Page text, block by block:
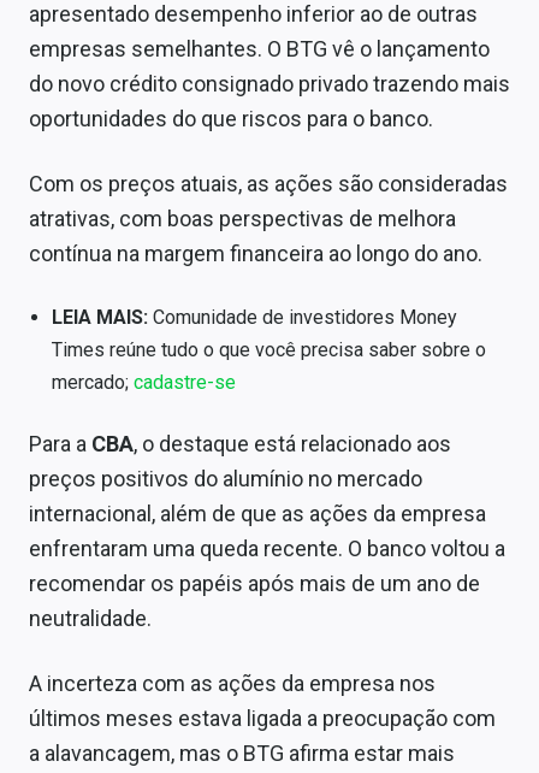
Expediente
Contato
apresentado desempenho inferior ao de outras
empresas semelhantes. O BTG vê o lançamento
do novo crédito consignado privado trazendo mais
oportunidades do que riscos para o banco.
Com os preços atuais, as ações são consideradas
atrativas, com boas perspectivas de melhora
contínua na margem financeira ao longo do ano.
LEIA MAIS:Comunidade de investidores Money
Times reúne tudo o que você precisa saber sobre o
mercado;cadastre-se
Para a CBA, o destaque está relacionado aos
preços positivos do alumínio no mercado
internacional, além de que as ações da empresa
enfrentaram uma queda recente. O banco voltou a
recomendar os papéis após mais de um ano de
neutralidade.
A incerteza com as ações da empresa nos
últimos meses estava ligada a preocupação com
a alavancagem, mas o BTG afirma estar mais